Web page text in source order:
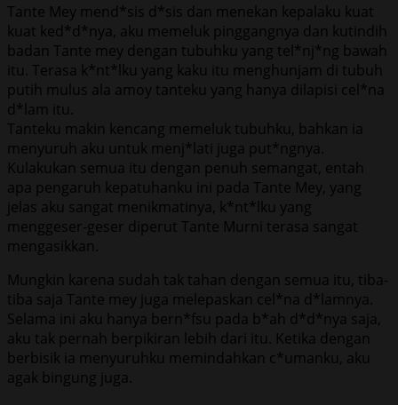
Tante Mey mend*sis d*sis dan menekan kepalaku kuat
kuat ked*d*nya, aku memeluk pinggangnya dan kutindih
badan Tante mey dengan tubuhku yang tel*nj*ng bawah
itu. Terasa k*nt*lku yang kaku itu menghunjam di tubuh
putih mulus ala amoy tanteku yang hanya dilapisi cel*na
d*lam itu.
Tanteku makin kencang memeluk tubuhku, bahkan ia
menyuruh aku untuk menj*lati juga put*ngnya.
Kulakukan semua itu dengan penuh semangat, entah
apa pengaruh kepatuhanku ini pada Tante Mey, yang
jelas aku sangat menikmatinya, k*nt*lku yang
menggeser-geser diperut Tante Murni terasa sangat
mengasikkan.
Mungkin karena sudah tak tahan dengan semua itu, tiba-
tiba saja Tante mey juga melepaskan cel*na d*lamnya.
Selama ini aku hanya bern*fsu pada b*ah d*d*nya saja,
aku tak pernah berpikiran lebih dari itu. Ketika dengan
berbisik ia menyuruhku memindahkan c*umanku, aku
agak bingung juga.